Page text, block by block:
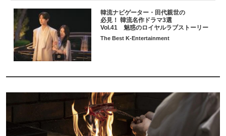
韓流ナビゲーター・田代親世の
必見！ 韓流名作ドラマ3選
Vol.41 魅惑のロイヤルラブストーリー
The Best K-Entertainment